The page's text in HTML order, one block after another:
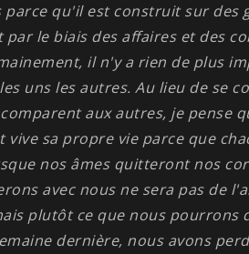
parce qu'il est construit sur des
par le biais des affaires et des
il n'y a rien de plus
uns les autres. Au lieu de se
aux autres, je pense
vive sa propre vie parce que
nos âmes quitteront nos
avec nous ne sera pas de
plutôt ce que nous
dernière, nous avons